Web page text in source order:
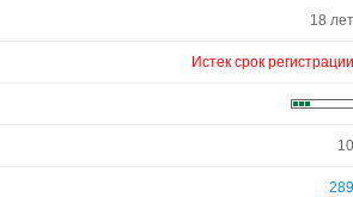
18 лет
Истек срок регистрации
10
289